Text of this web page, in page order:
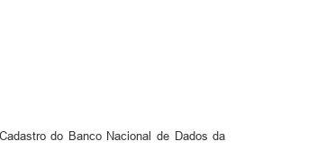
do Banco Nacional de Dados da